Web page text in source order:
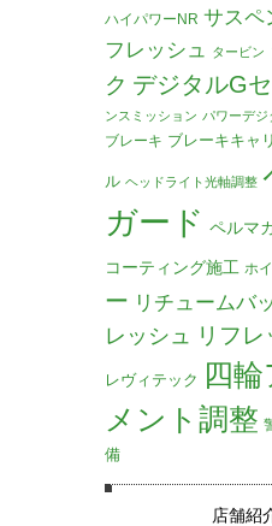
ハイパワーNR サスペ
フレッシュ
タービン
ク デジタルG
ンスミッション パワーデジ
ブレーキ ブレーキキャ
ル ヘッドライト光軸調整
ガード ペルマ
コーティング施工 ホ
ー リチュームバ
レッシュ
リフ
レヴィテック 四輪
メント調整
備
店舗紹